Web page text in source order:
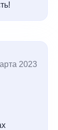
2023